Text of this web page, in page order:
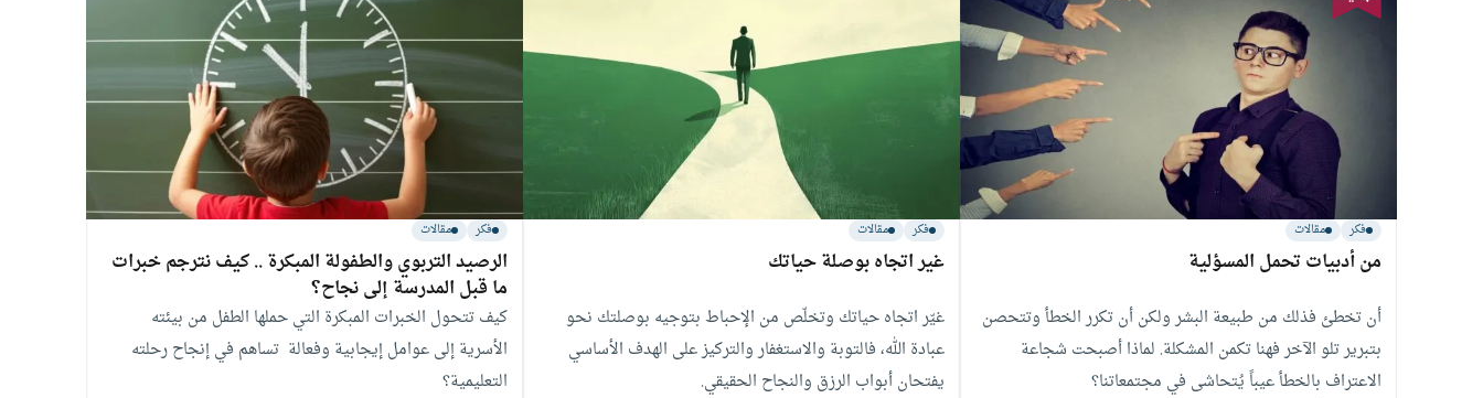
فكر مقالات
من أدبيات تحمل المسؤلية
أن تخطئ فذلك من طبيعة البشر ولكن أن تكرر الخطأ وتتحصن
بتبرير تلو الآخر فهنا تكمن المشكلة. لماذا أصبحت شجاعة
الاعتراف بالخطأ عيباً يُتحاشى في مجتمعاتنا؟
فكر مقالات
غير اتجاه بوصلة حياتك
غيّر اتجاه حياتك وتخلّص من الإحباط بتوجيه بوصلتك نحو
عبادة الله، فالتوبة والاستغفار والتركيز على الهدف الأساسي
يفتحان أبواب الرزق والنجاح الحقيقي.
فكر مقالات
الرصيد التربوي والطفولة المبكرة .. كيف نترجم خبرات
ما قبل المدرسة إلى نجاح؟
كيف تتحول الخبرات المبكرة التي حملها الطفل من بيئته
الأسرية إلى عوامل إيجابية وفعالة تساهم في إنجاح رحلته
التعليمية؟